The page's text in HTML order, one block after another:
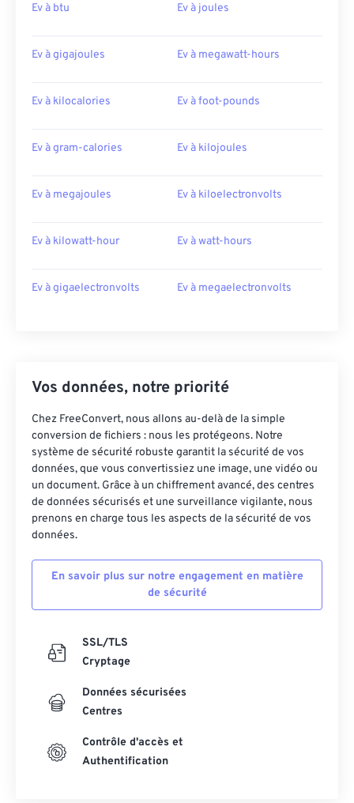
Ev à btu Ev à joules
Ev à gigajoules Ev à megawatt-hours
Ev à kilocalories Ev à foot-pounds
Ev à gram-calories Ev à kilojoules
Ev à megajoules Ev à kiloelectronvolts
Ev à kilowatt-hour Ev à watt-hours
Ev à gigaelectronvolts Ev à megaelectronvolts
Vos données, notre priorité
Chez FreeConvert, nous allons au-delà de la simple
conversion de fichiers : nous les protégeons. Notre
système de sécurité robuste garantit la sécurité de vos
données, que vous convertissiez une image, une vidéo ou
un document. Grâce à un chiffrement avancé, des centres
de données sécurisés et une surveillance vigilante, nous
prenons en charge tous les aspects de la sécurité de vos
données.
En savoir plus sur notre engagement en matière
de sécurité
SSL/TLS
Cryptage
Données sécurisées
Centres
Contrôle d'accès et
Authentification